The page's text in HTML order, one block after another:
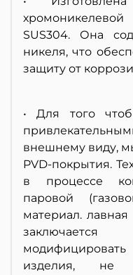
SUS304. Она
никеля, что
защиту от
• Для того
внешнему виду,
PVD-покрытия.
в процессе
паровой
материал. лавная
изделия, не